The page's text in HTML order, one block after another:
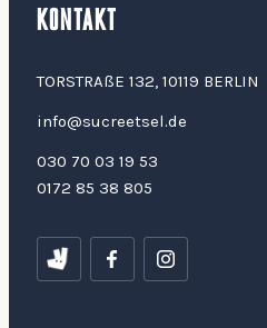
KONTAKT
TORSTRAßE 132, 10119 BERLIN
info@sucreetsel.de
030 70 03 19 53
0172 85 38 805